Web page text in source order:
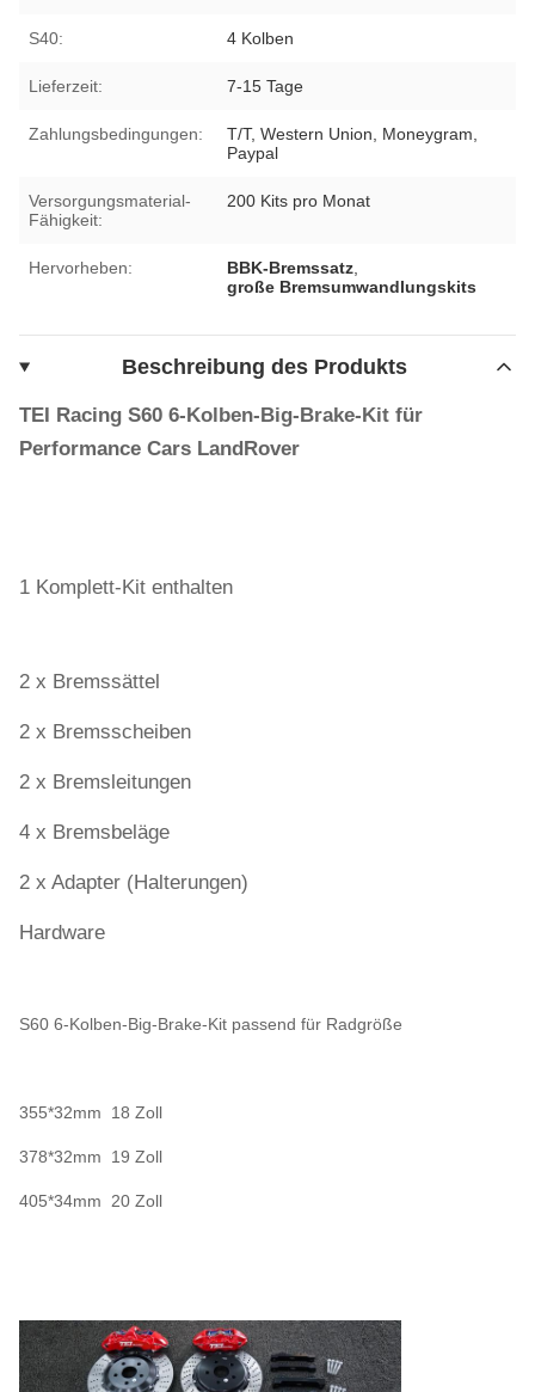
S40: 4 Kolben
Lieferzeit: 7-15 Tage
Zahlungsbedingungen:
T/T, Western Union, Moneygram,
Paypal
Versorgungsmaterial-
Fähigkeit:
200 Kits pro Monat
Hervorheben: BBK-Bremssatz
große Bremsumwandlungskits
Beschreibung des Produkts
TEI Racing S60 6-Kolben-Big-Brake-Kit für
Performance Cars LandRover
1 Komplett-Kit enthalten
2 x Bremssättel
2 x Bremsscheiben
2 x Bremsleitungen
4 x Bremsbeläge
2 x Adapter (Halterungen)
Hardware
S60 6-Kolben-Big-Brake-Kit passend für Radgröße
355*32mm 18 Zoll
378*32mm 19 Zoll
405*34mm 20 Zoll